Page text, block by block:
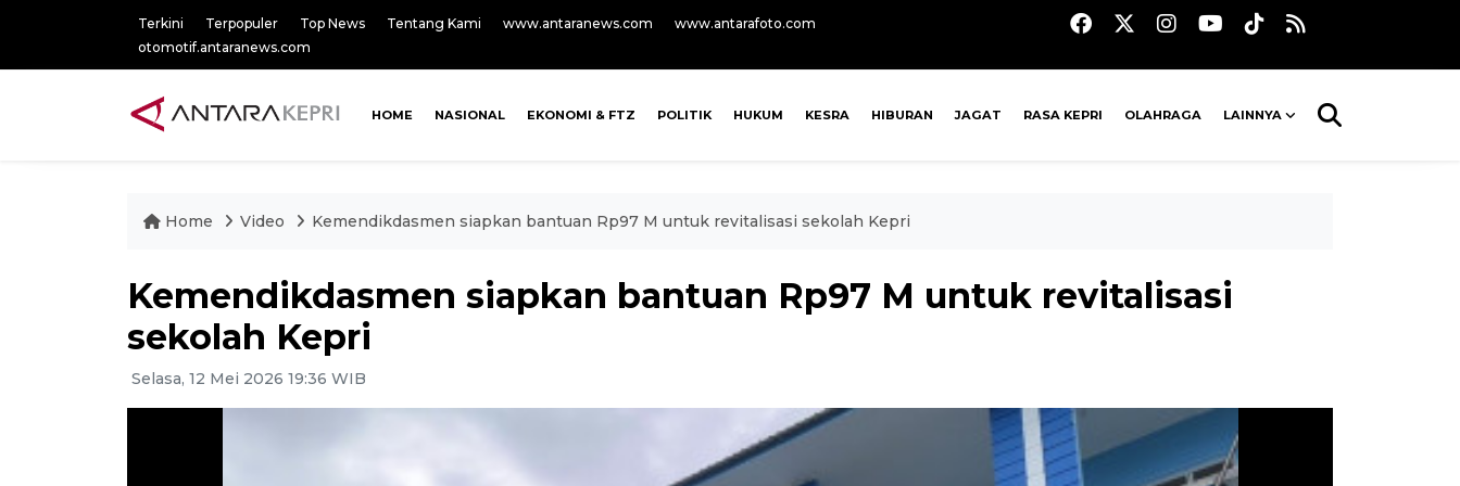
Terkini Terpopuler Top News Tentang Kami www.antaranews.com
www.antarafoto.com
otomotif.antaranews.com
HOME NASIONAL EKONOMI & FTZ POLITIK HUKUM KESRA HIBURAN JAGAT RASA KEPRI OLAHRAGA LAINNYA
Home Video Kemendikdasmen siapkan bantuan Rp97 M untuk revitalisasi sekolah Kepri
Kemendikdasmen siapkan bantuan Rp97 M untuk revitalisasi
sekolah Kepri
Selasa, 12 Mei 2026 19:36 WIB